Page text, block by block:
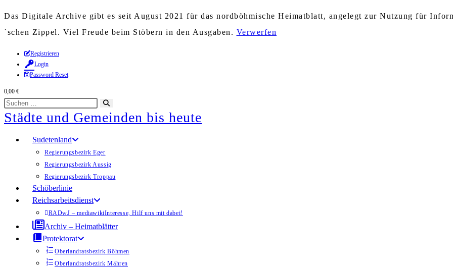
Das Digitale Archive gibt es seit August 2021 für das nordböhmische Heimatblatt, angelegt zur Nutzung für
`schen Zippel. Viel Freude beim Stöbern in den Ausgaben. Verwerfen
Zum
Inhalt
springen
Registrieren
Login
Password Reset
0,00 €
Diese
Website
durchsuchen
starten
Städte und Gemeinden bis heute
Sudetenland
Regierungsbezirk Eger
Regierungsbezirk Aussig
Regierungsbezirk Troppau
Schöberlinie
Reichsarbeitsdienst
RADwJ – mediawikiInteresse, Hilf uns mit dabei!
Archiv – Heimatblätter
Protektorat
Oberlandratsbezirk Böhmen
Oberlandratsbezirk Mähren